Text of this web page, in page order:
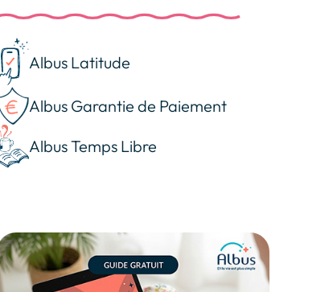
Albus Latitude
Albus Garantie de Paiement
Albus Temps Libre